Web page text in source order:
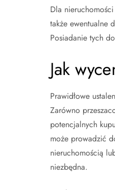
Dla
także ewentualne
Posiadanie tych
Jak
Prawidłowe
Zarówno
potencjalnych
może prowadzić
nieruchomością
niezbędna.